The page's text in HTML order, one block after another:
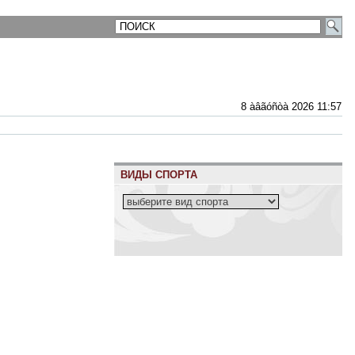
8 àâãóñòà 2026 11:57
ВИДЫ СПОРТА